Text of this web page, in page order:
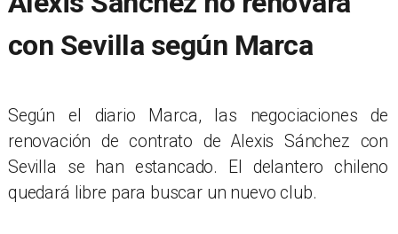
con Sevilla según Marca
Según el diario Marca, las negociaciones de
renovación de contrato de Alexis Sánchez con
Sevilla se han estancado. El delantero chileno
quedará libre para buscar un nuevo club.